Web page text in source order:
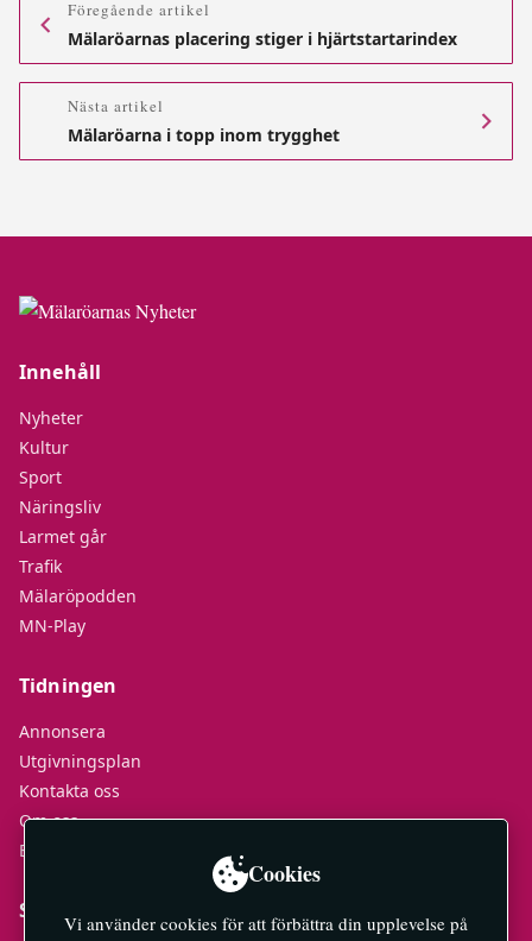
Föregående artikel
Mälaröarnas placering stiger i hjärtstartarindex
Nästa artikel
Mälaröarna i topp inom trygghet
Innehåll
Nyheter
Kultur
Sport
Näringsliv
Larmet går
Trafik
Mälaröpodden
MN-Play
Tidningen
Annonsera
Utgivningsplan
Kontakta oss
Om oss
E-tidningar
Socialt
Cookies
Vi använder cookies för att förbättra din upplevelse på